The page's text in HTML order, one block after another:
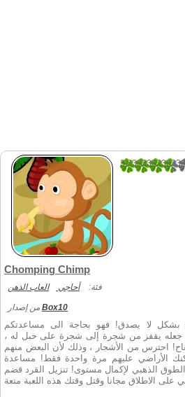
Chomping Chimp
فئة: أحاجي العاب الذهن
Box10
بشكل لا يصدق! فهو بحاجة الى مساعدتكم
جعله يقفز من شجرة إلى شجرة على حبل له ،
احترس من الأشجار ، وذلك لأن البعض منهم
الأراضي عليهم مرة واحدة فقط! مساعدة
الذهبي لإكمال مستوى! تنزيل القرد قضم